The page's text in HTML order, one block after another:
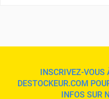
INSCRIVEZ-
DESTOCKEUR.COM
INFOS SUR